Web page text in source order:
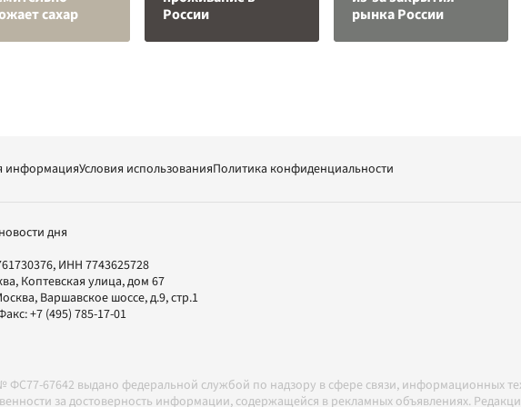
сахар
России
рынка России
информацияУсловия использованияПолитика конфиденциальности
дня
ИНН 7743625728
Коптевская улица, дом 67
, Варшавское шоссе, д.9, стр.1
+7 (495) 785-17-01
ФС77-67642 выдано федеральной службой по надзору в сфере связи, информационных
за достоверность информации, содержащейся в рекламных объявлениях.